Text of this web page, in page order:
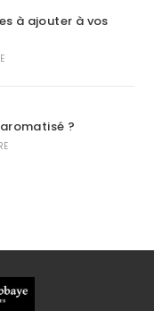
à ajouter à vos
?